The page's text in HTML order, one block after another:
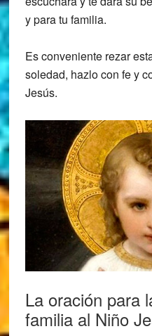
y para tu familia.
Es conveniente rezar
soledad, hazlo con fe y
Jesús.
La oración para
familia al Niño